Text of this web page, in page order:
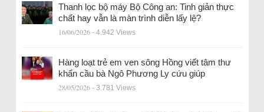
Thanh lọc bộ máy Bộ Công an: Tinh giản thực
chất hay vẫn là màn trình diễn lấy lệ?
16/06/2026 - 4.942 Views
Hàng loạt trẻ em ven sông Hồng viết tâm thư
khẩn cầu bà Ngô Phương Ly cứu giúp
28/05/2026 - 3.781 Views